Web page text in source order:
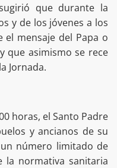
que durante la
y de los jóvenes a los
el mensaje del Papa o
que asimismo se rece
Jornada.
horas, el Santo Padre
y ancianos de su
número limitado de
la normativa sanitaria